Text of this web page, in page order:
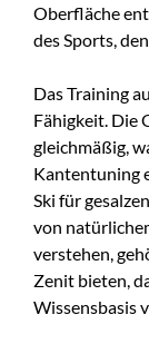
Oberfläche
des Sports,
Das Training
Fähigkeit. Die
gleichmäßig,
Kantentuning
Ski für
von
verstehen,
Zenit bieten,
Wissensbasis